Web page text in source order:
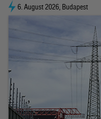
6. August 2026, Budapest